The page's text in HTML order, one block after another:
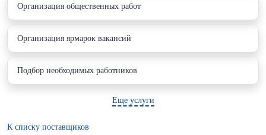
Организация общественных работ
Организация ярмарок вакансий
Подбор необходимых работников
Еще услуги
К списку поставщиков